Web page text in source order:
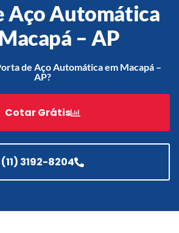
Portão de Garagem de
Enrolar em Teresópolis – RJ
Portão de Garagem de
Enrolar em São Pedro da
Aldeia – RJ
Portão de Garagem de
Enrolar em São Gonçalo – RJ
Enrolar em Rio das Ostras –
Aço Automática
– AP
de Aço Automática em Macapá –
AP?
Cotar Grátis
(11) 3192-8204